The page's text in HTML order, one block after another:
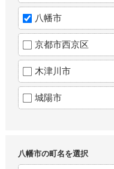
八幡市
京都市西京区
木津川市
城陽市
八幡市の町名を選択